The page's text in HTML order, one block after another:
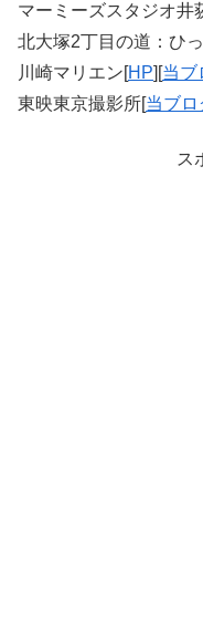
マーミーズスタジオ井
北大塚2丁目の道：ひ
川崎マリエン[HP][当ブ
東映東京撮影所[当ブロ
ス